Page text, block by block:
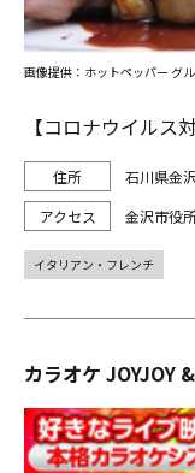
【コロナウイル
石川県金
金沢市役
画像提供：ホットペッパー グ
イタリアン・フレンチ
カラオケ JOYJOY